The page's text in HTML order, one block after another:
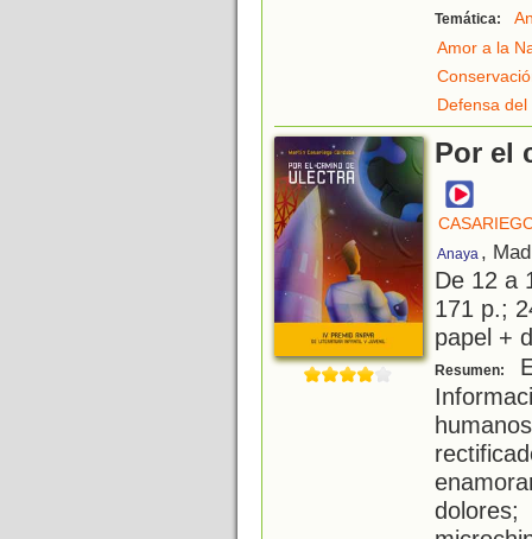
Temática:
Amor a la
Defensa
Por el
Anaya ,
De 12 a
171 p.;
papel +
Resumen: